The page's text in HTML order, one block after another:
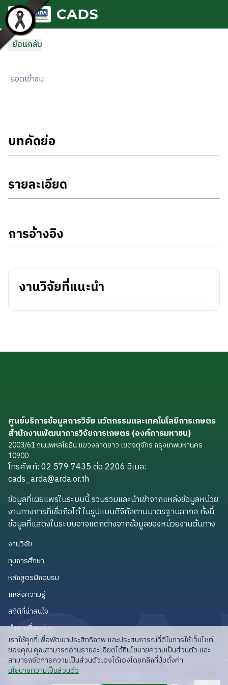
ข้ามไปยังเนื้อหาหลัก
ย้อนกลับ
ยอดเข้าชม:
บทคัดย่อ
รายละเอียด
การอ้างอิง
งานวิจัยที่แนะนำ
ศูนย์บริการข้อมูลการวิจัย นวัตกรรมและเทคโนโลยีการเกษตร
สำนักงานพัฒนาการวิจัยการเกษตร (องค์การมหาชน)
2003/61 ถนนพหลโยธิน แขวงลาดยาว เขตจตุจักร กรุงเทพมหานคร
10900
โทรศัพท์: 02 579 7435 ต่อ 2206 อีเมล:
cads_arda@arda.or.th
ข้อมูลที่เผยแพร่ในระบบนี้ รวบรวมและนำเข้าจากแหล่งข้อมูลหน่วย
งานทางการที่เชื่อถือได้ ในรูปแบบดิจิทัลตามมาตรฐานสากล ทั้งนี้
ข้อมูลที่แสดงในระบบอาจแตกต่างจากข้อมูลของหน่วยงานต้นทาง
งานวิจัย
ทุนการศึกษา
หลักสูตรฝึกอบรม
แหล่งความรู้แหล่งความรู้
สถิติที่น่าสนใจ
คำถามที่พบบ่อยคำถามที่พบบ่อย
API สำหรับนักพัฒนาAPI สำหรับนักพัฒนา
ลิขสิทธิ์ © 2025 สวก: สำนักงานพัฒนาการวิจัย
เราใช้คุกกี้เพื่อพัฒนาประสิทธิภาพ และประสบการณ์ที่ดีในการใช้เว็บไซต์
ของคุณ คุณสามารถอ่านรายละเอียดได้ที่นโยบายความเป็นส่วนตัว และ
สามารถจัดการความเป็นส่วนตัวเองได้เองโดยคลิกที่ปุ่มตั้งค่า
read privacy policy
นโยบายความเป็นส่วนตัว